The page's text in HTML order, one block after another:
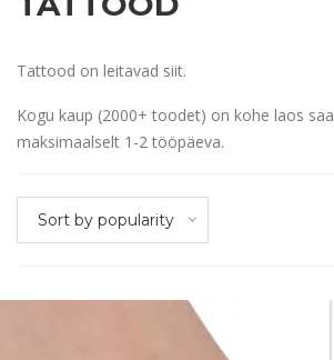
Tattood on leitavad siit.
Kogu kaup (2000+ toodet) on kohe laos
maksimaalselt 1-2 tööpäeva.
Sort by popularity